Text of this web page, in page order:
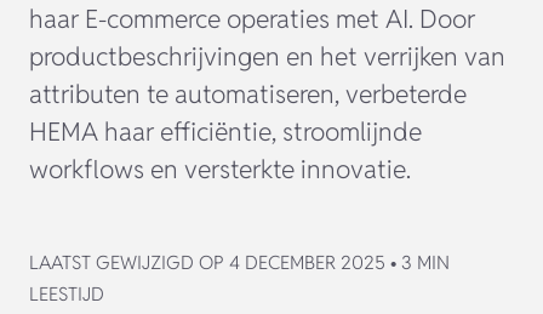
haar E-commerce operaties met AI. Door
productbeschrijvingen en het verrijken van
attributen te automatiseren, verbeterde
HEMA haar efficiëntie, stroomlijnde
workflows en versterkte innovatie.
LAATST GEWIJZIGD OP 4 DECEMBER 2025 • 3 MIN
LEESTIJD